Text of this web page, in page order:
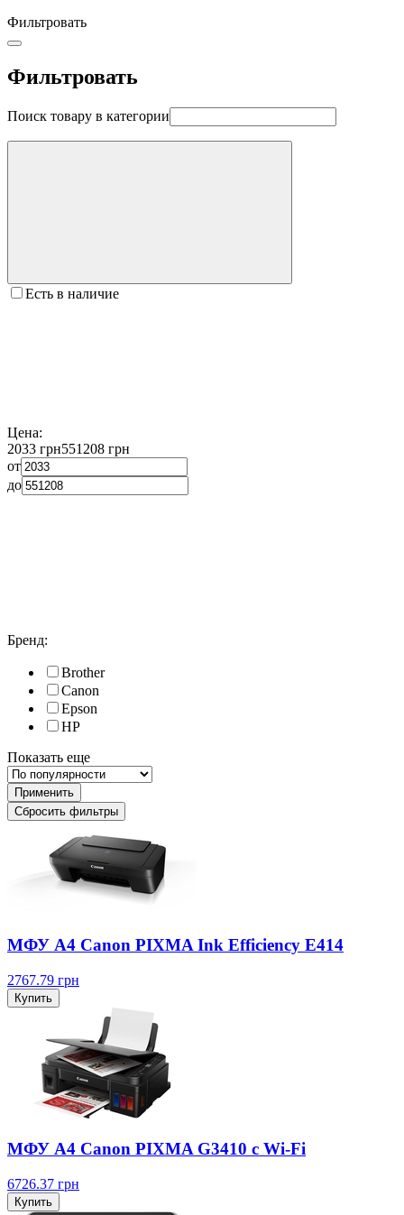
Фильтровать
Фильтровать
Поиск товару в категории
Есть в наличие
Цена:
2033 грн551208 грн
от
до
Бренд:
Brother
Canon
Epson
HP
Показать еще
Применить
Сбросить фильтры
МФУ А4 Canon PIXMA Ink Efficiency E414
2767.79 грн
Купить
МФУ А4 Canon PIXMA G3410 c Wi-Fi
6726.37 грн
Купить